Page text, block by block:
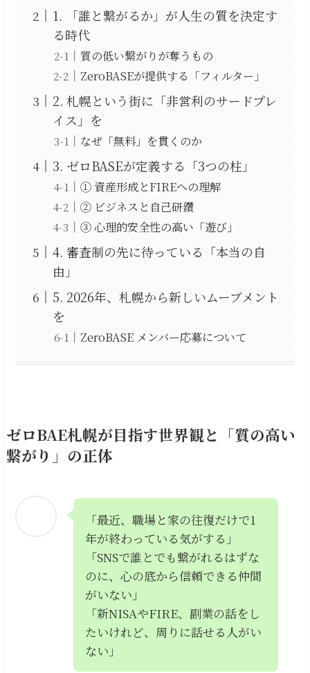
1. 「誰と繋がるか」が人生の質を決定す
る時代
質の低い繋がりが奪うもの
ZeroBASEが提供する「フィルター」
2. 札幌という街に「非営利のサードプレ
イス」を
なぜ「無料」を貫くのか
3. ゼロBASEが定義する「3つの柱」
① 資産形成とFIREへの理解
② ビジネスと自己研鑽
③ 心理的安全性の高い「遊び」
4. 審査制の先に待っている「本当の自
由」
5. 2026年、札幌から新しいムーブメント
を
ZeroBASE メンバー応募について
ゼロBAE札幌が目指す世界観と「質の高い
繋がり」の正体
「最近、職場と家の往復だけで1
年が終わっている気がする」
「SNSで誰とでも繋がれるはずな
のに、心の底から信頼できる仲間
がいない」
「新NISAやFIRE、副業の話をし
たいけれど、周りに話せる人がい
ない」